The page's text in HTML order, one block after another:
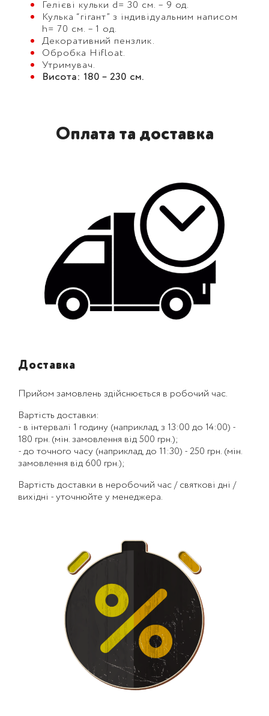
Гелієві кульки d= 30 см. – 9 од.
Кулька “гігант” з індивідуальним написом
h= 70 см. – 1 од.
Декоративний пензлик.
Обробка Hifloat.
Утримувач.
Висота: 180 – 230 см.
Оплата та доставка
Доставка
Прийом замовлень здійснюється в робочий час.
Вартість доставки:
- в інтервалі 1 годину (наприклад, з 13:00 до 14:00) -
180 грн. (мін. замовлення від 500 грн.);
- до точного часу (наприклад, до 11:30) - 250 грн. (мін.
замовлення від 600 грн.);
Вартість доставки в неробочий час / святкові дні /
вихідні - уточнюйте у менеджера.